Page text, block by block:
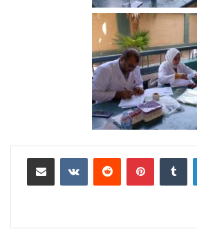
لينكدإن بينتيريست
مشاركة عبر البريد